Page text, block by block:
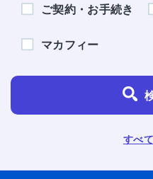
ご契約・お手続き
マカフィー
すべ